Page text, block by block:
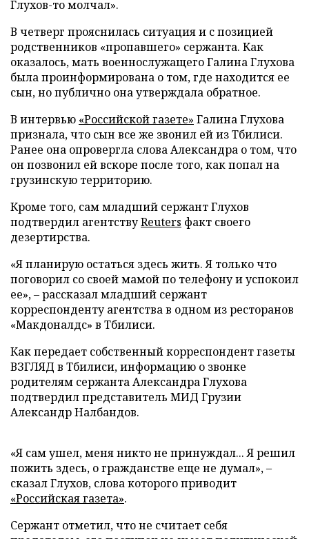
Глухов-то молчал».
В четверг прояснилась ситуация и с позицией
родственников «пропавшего» сержанта. Как
оказалось, мать военнослужащего Галина Глухова
была проинформирована о том, где находится ее
сын, но публично она утверждала обратное.
В интервью «Российской газете» Галина Глухова
признала, что сын все же звонил ей из Тбилиси.
Ранее она опровергла слова Александра о том, что
он позвонил ей вскоре после того, как попал на
грузинскую территорию.
Кроме того, сам младший сержант Глухов
подтвердил агентствуReuters факт своего
дезертирства.
«Я планирую остаться здесь жить. Я только что
поговорил со своей мамой по телефону и успокоил
ее», – рассказал младший сержант
корреспонденту агентства в одном из ресторанов
«Макдоналдс» в Тбилиси.
Как передает собственный корреспондент газеты
ВЗГЛЯД в Тбилиси, информацию о звонке
родителям сержанта Александра Глухова
подтвердил представитель МИД Грузии
Александр Налбандов.
«Я сам ушел, меня никто не принуждал... Я решил
пожить здесь, о гражданстве еще не думал», –
сказал Глухов, слова которого приводит
«Российская газета».
Сержант отметил, что не считает себя